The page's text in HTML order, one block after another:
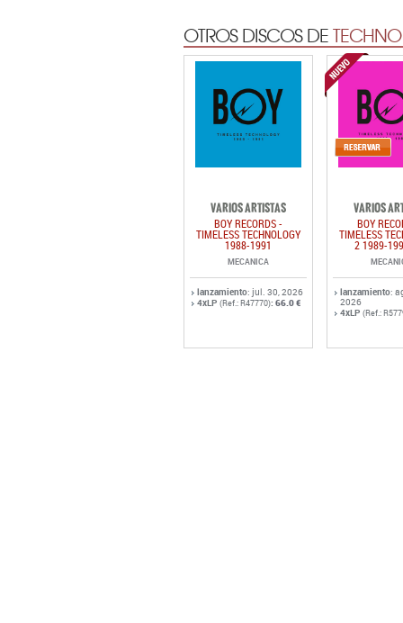
OTROS DISCOS DE
VARIOS ARTISTAS
BOY RECORDS -
TIMELESS TECHNOLOGY
1988-1991
MECANICA
lanzamiento: jul. 30, 2026
4xLP (Ref.: R47770): 66.0 €
VARIOS
BOY
TIMELESS
2 1989-
lanzamiento:
2026
4xLP (Ref.: